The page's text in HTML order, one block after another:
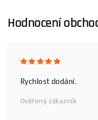
Hodnocení
Rychlost dodání.
Ověřený zákazník